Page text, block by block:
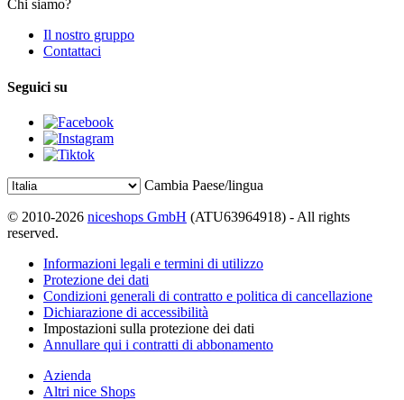
Chi siamo?
Il nostro gruppo
Contattaci
Seguici su
Cambia Paese/lingua
© 2010-2026 niceshops GmbH (ATU63964918) - All rights
reserved.
Informazioni legali e termini di utilizzo
Protezione dei dati
Condizioni generali di contratto e politica di cancellazione
Dichiarazione di accessibilità
Impostazioni sulla protezione dei dati
Annullare qui i contratti di abbonamento
Azienda
Altri nice Shops